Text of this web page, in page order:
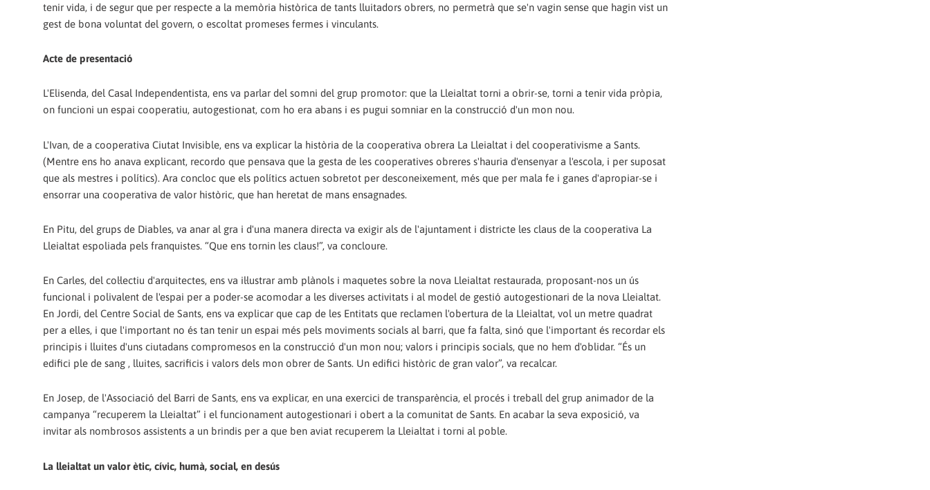
tenir vida, i de segur que per respecte a la memòria històrica de tants lluitadors obrers, no permetrà que se'n vagin sense que hagin vist un
gest de bona voluntat del govern, o escoltat promeses fermes i vinculants.
Acte de presentació
L'Elisenda, del Casal Independentista, ens va parlar del somni del grup promotor: que la Lleialtat torni a obrir-se, torni a tenir vida pròpia,
on funcioni un espai cooperatiu, autogestionat, com ho era abans i es pugui somniar en la construcció d'un mon nou.
L'Ivan, de a cooperativa Ciutat Invisible, ens va explicar la història de la cooperativa obrera La Lleialtat i del cooperativisme a Sants.
(Mentre ens ho anava explicant, recordo que pensava que la gesta de les cooperatives obreres s'hauria d'ensenyar a l'escola, i per suposat
que als mestres i polítics). Ara concloc que els polítics actuen sobretot per desconeixement, més que per mala fe i ganes d'apropiar-se i
ensorrar una cooperativa de valor històric, que han heretat de mans ensagnades.
En Pitu, del grups de Diables, va anar al gra i d'una manera directa va exigir als de l'ajuntament i districte les claus de la cooperativa La
Lleialtat espoliada pels franquistes. “Que ens tornin les claus!”, va concloure.
En Carles, del col·lectiu d'arquitectes, ens va il·lustrar amb plànols i maquetes sobre la nova Lleialtat restaurada, proposant-nos un ús
funcional i polivalent de l'espai per a poder-se acomodar a les diverses activitats i al model de gestió autogestionari de la nova Lleialtat.
En Jordi, del Centre Social de Sants, ens va explicar que cap de les Entitats que reclamen l'obertura de la Lleialtat, vol un metre quadrat
per a elles, i que l'important no és tan tenir un espai més pels moviments socials al barri, que fa falta, sinó que l'important és recordar els
principis i lluites d'uns ciutadans compromesos en la construcció d'un mon nou; valors i principis socials, que no hem d'oblidar. “És un
edifici ple de sang , lluites, sacrificis i valors dels mon obrer de Sants. Un edifici històric de gran valor”, va recalcar.
En Josep, de l'Associació del Barri de Sants, ens va explicar, en una exercici de transparència, el procés i treball del grup animador de la
campanya “recuperem la Lleialtat” i el funcionament autogestionari i obert a la comunitat de Sants. En acabar la seva exposició, va
invitar als nombrosos assistents a un brindis per a que ben aviat recuperem la Lleialtat i torni al poble.
La lleialtat un valor ètic, cívic, humà, social, en desús